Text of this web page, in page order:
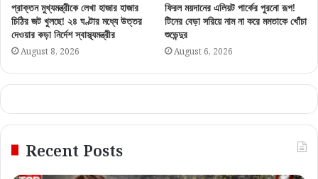
প্রাক্তন মুখ্যমন্ত্রীকে লেখা হাজার হাজার
চিঠির জট খুলছে! ২৪ ঘণ্টার মধ্যে উত্তর
দেওয়ার কড়া নির্দেশ স্বাস্থ্যমন্ত্রীর
August 8, 2026
ফিরল ময়দানের এলিয়ট পার্কের পুরনো রূপ!
টিনের বেড়া সরিয়ে নাম না করে মমতাকে খোঁচা
শুভেন্দুর
August 6, 2026
Recent Posts